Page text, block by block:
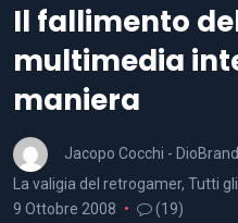
Il fallimento
multimedia
maniera
Jacopo Cocchi -
La valigia del retrogamer, Tutti
9 Ottobre 2008
(19)